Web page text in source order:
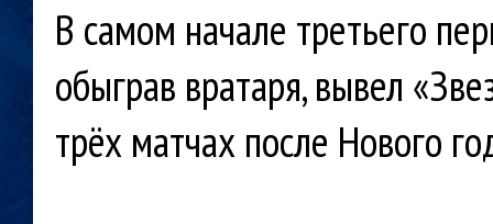
В самом начале третьего
обыграв вратаря, вывел
трёх матчах после Нового